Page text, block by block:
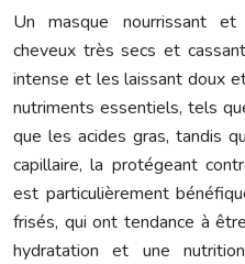
Un masque nourrissant
cheveux très secs et
intense et les laissant doux
nutriments essentiels, tels
que les acides gras, tandis
capillaire, la protégeant
est particulièrement
frisés, qui ont tendance à
hydratation et une